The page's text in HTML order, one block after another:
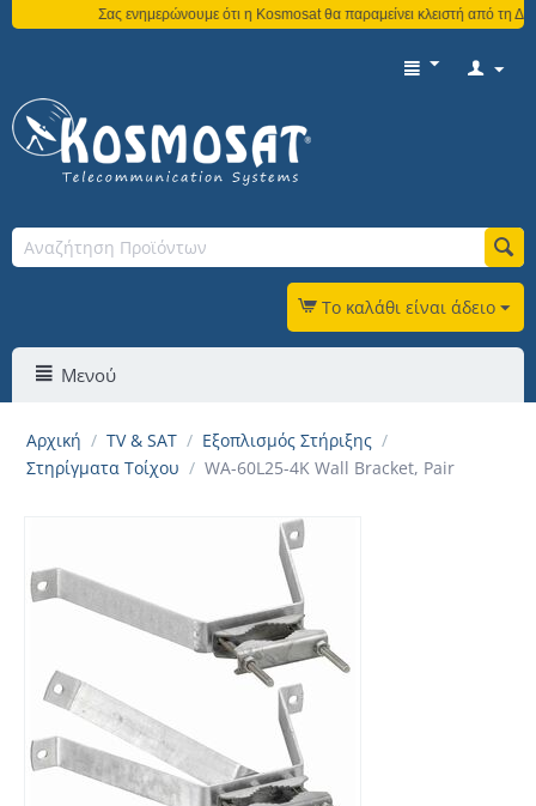
Σας ενημερώνουμε ότι η Kosmosat θα παραμείνει κλειστή από τη
Το καλάθι είναι άδειο
Μενού
Αρχική / TV & SAT / Εξοπλισμός Στήριξης /
Στηρίγματα Τοίχου / WA-60L25-4K Wall Bracket, Pair